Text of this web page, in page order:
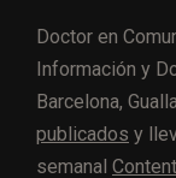
Doctor en
Información y
Barcelona,
publicados y
semanal